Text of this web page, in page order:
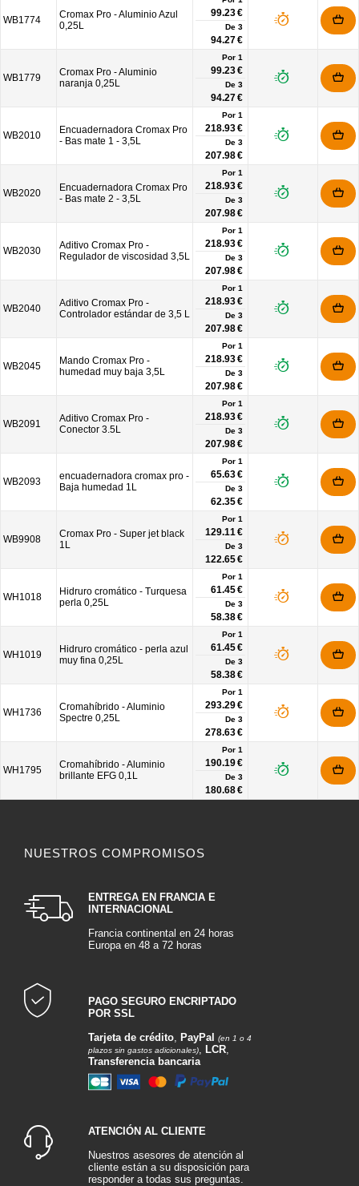
WB1774
Cromax Pro - Aluminio Azul
0,25L
99.23 €
De 3
94.27 €
WB1779
Cromax Pro - Aluminio
naranja 0,25L
Por 1
99.23 €
De 3
94.27 €
WB2010
Encuadernadora Cromax Pro
- Bas mate 1 - 3,5L
Por 1
218.93 €
De 3
207.98 €
WB2020
Encuadernadora Cromax Pro
- Bas mate 2 - 3,5L
Por 1
218.93 €
De 3
207.98 €
WB2030
Aditivo Cromax Pro -
Regulador de viscosidad 3,5L
Por 1
218.93 €
De 3
207.98 €
WB2040
Aditivo Cromax Pro -
Controlador estándar de 3,5 L
Por 1
218.93 €
De 3
207.98 €
WB2045
Mando Cromax Pro -
humedad muy baja 3,5L
Por 1
218.93 €
De 3
207.98 €
WB2091
Aditivo Cromax Pro -
Conector 3.5L
Por 1
218.93 €
De 3
207.98 €
WB2093
encuadernadora cromax pro -
Baja humedad 1L
Por 1
65.63 €
De 3
62.35 €
WB9908
Cromax Pro - Super jet black
1L
Por 1
129.11 €
De 3
122.65 €
WH1018
Hidruro cromático - Turquesa
perla 0,25L
Por 1
61.45 €
De 3
58.38 €
WH1019
Hidruro cromático - perla azul
muy fina 0,25L
Por 1
61.45 €
De 3
58.38 €
WH1736
Cromahíbrido - Aluminio
Spectre 0,25L
Por 1
293.29 €
De 3
278.63 €
WH1795
Cromahíbrido - Aluminio
brillante EFG 0,1L
Por 1
190.19 €
De 3
180.68 €
NUESTROS COMPROMISOS
ENTREGA EN FRANCIA E
INTERNACIONAL
Francia continental en 24 horas
Europa en 48 a 72 horas
PAGO SEGURO ENCRIPTADO
POR SSL
Tarjeta de crédito, PayPal
(en 1 o 4
plazos sin gastos adicionales), LCR,
Transferencia bancaria
ATENCIÓN AL CLIENTE
Nuestros asesores de atención al
cliente están a su disposición para
responder a todas sus preguntas.